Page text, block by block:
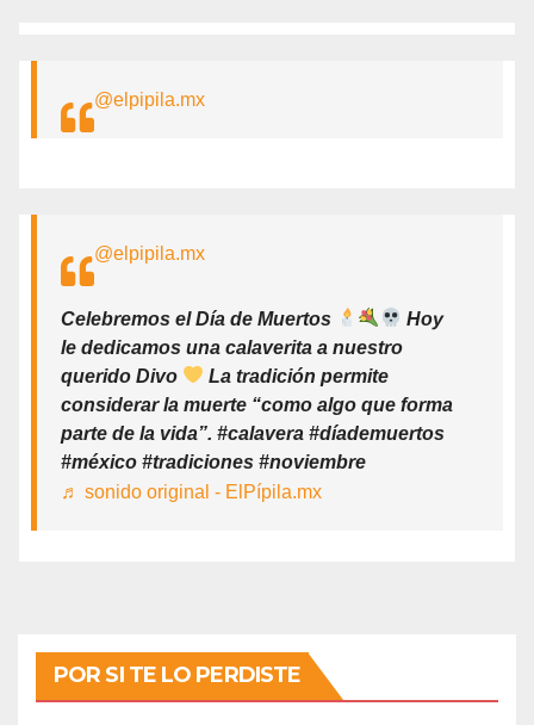
@elpipila.mx
@elpipila.mx
Celebremos el Día de Muertos
Hoy
le dedicamos una calaverita a nuestro
querido Divo
La tradición permite
considerar la muerte “como algo que forma
parte de la vida”. #calavera #díademuertos
#méxico #tradiciones #noviembre
♬ sonido original - ElPípila.mx
POR SI TE LO PERDISTE